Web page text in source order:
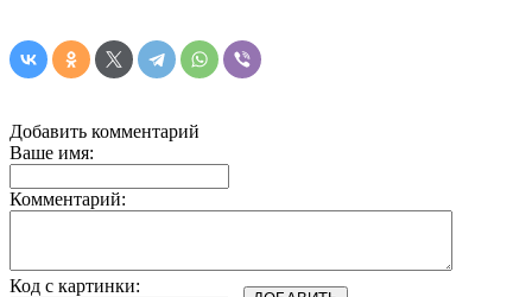
Добавить комментарий
Ваше имя:
Комментарий:
Код с картинки: